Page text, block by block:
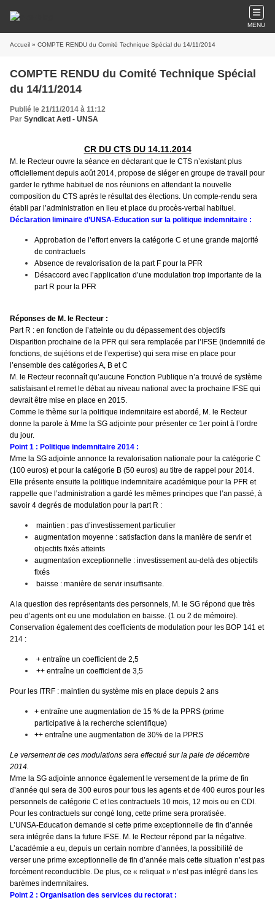
MENU
Accueil » COMPTE RENDU du Comité Technique Spécial du 14/11/2014
COMPTE RENDU du Comité Technique Spécial
du 14/11/2014
Publié le 21/11/2014 à 11:12
Par Syndicat AetI - UNSA
CR DU CTS DU 14.11.2014
M. le Recteur ouvre la séance en déclarant que le CTS n’existant plus
officiellement depuis août 2014, propose de siéger en groupe de travail pour
garder le rythme habituel de nos réunions en attendant la nouvelle
composition du CTS après le résultat des élections. Un compte-rendu sera
établi par l’administration en lieu et place du procès-verbal habituel.
Déclaration liminaire d’UNSA-Education sur la politique indemnitaire :
Approbation de l’effort envers la catégorie C et une grande majorité
de contractuels
Absence de revalorisation de la part F pour la PFR
Désaccord avec l’application d’une modulation trop importante de la
part R pour la PFR
Réponses de M. le Recteur :
Part R : en fonction de l’atteinte ou du dépassement des objectifs
Disparition prochaine de la PFR qui sera remplacée par l’IFSE (indemnité de
fonctions, de sujétions et de l’expertise) qui sera mise en place pour
l’ensemble des catégories A, B et C
M. le Recteur reconnaît qu’aucune Fonction Publique n’a trouvé de système
satisfaisant et remet le débat au niveau national avec la prochaine IFSE qui
devrait être mise en place en 2015.
Comme le thème sur la politique indemnitaire est abordé, M. le Recteur
donne la parole à Mme la SG adjointe pour présenter ce 1er point à l’ordre
du jour.
Point 1 : Politique indemnitaire 2014 :
Mme la SG adjointe annonce la revalorisation nationale pour la catégorie C
(100 euros) et pour la catégorie B (50 euros) au titre de rappel pour 2014.
Elle présente ensuite la politique indemnitaire académique pour la PFR et
rappelle que l’administration a gardé les mêmes principes que l’an passé, à
savoir 4 degrés de modulation pour la part R :
maintien : pas d’investissement particulier
augmentation moyenne : satisfaction dans la manière de servir et
objectifs fixés atteints
augmentation exceptionnelle : investissement au-delà des objectifs
fixés
baisse : manière de servir insuffisante.
A la question des représentants des personnels, M. le SG répond que très
peu d’agents ont eu une modulation en baisse. (1 ou 2 de mémoire).
Conservation également des coefficients de modulation pour les BOP 141 et
214 :
+ entraîne un coefficient de 2,5
++ entraîne un coefficient de 3,5
Pour les ITRF : maintien du système mis en place depuis 2 ans
+ entraîne une augmentation de 15 % de la PPRS (prime
participative à la recherche scientifique)
++ entraîne une augmentation de 30% de la PPRS
Le versement de ces modulations sera effectué sur la paie de décembre
2014.
Mme la SG adjointe annonce également le versement de la prime de fin
d’année qui sera de 300 euros pour tous les agents et de 400 euros pour les
personnels de catégorie C et les contractuels 10 mois, 12 mois ou en CDI.
Pour les contractuels sur congé long, cette prime sera proratisée.
L’UNSA-Education demande si cette prime exceptionnelle de fin d’année
sera intégrée dans la future IFSE. M. le Recteur répond par la négative.
L’académie a eu, depuis un certain nombre d’années, la possibilité de
verser une prime exceptionnelle de fin d’année mais cette situation n’est pas
forcément reconductible. De plus, ce « reliquat » n’est pas intégré dans les
barèmes indemnitaires.
Point 2 : Organisation des services du rectorat :